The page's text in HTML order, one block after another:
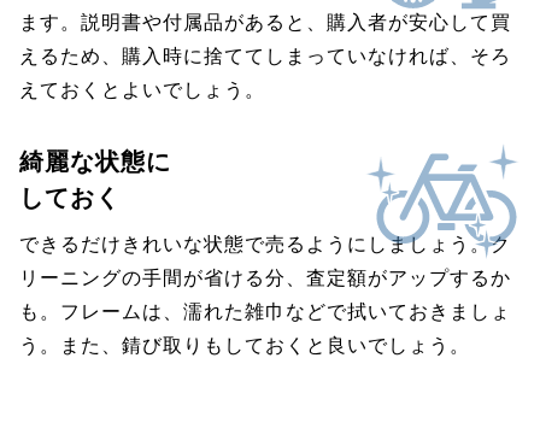
ます。説明書や付属品があると、購入者が安心して買
えるため、購入時に捨ててしまっていなければ、そろ
えておくとよいでしょう。
綺麗な状態に
しておく
できるだけきれいな状態で売るようにしましょう。ク
リーニングの手間が省ける分、査定額がアップするか
も。フレームは、濡れた雑巾などで拭いておきましょ
う。また、錆び取りもしておくと良いでしょう。